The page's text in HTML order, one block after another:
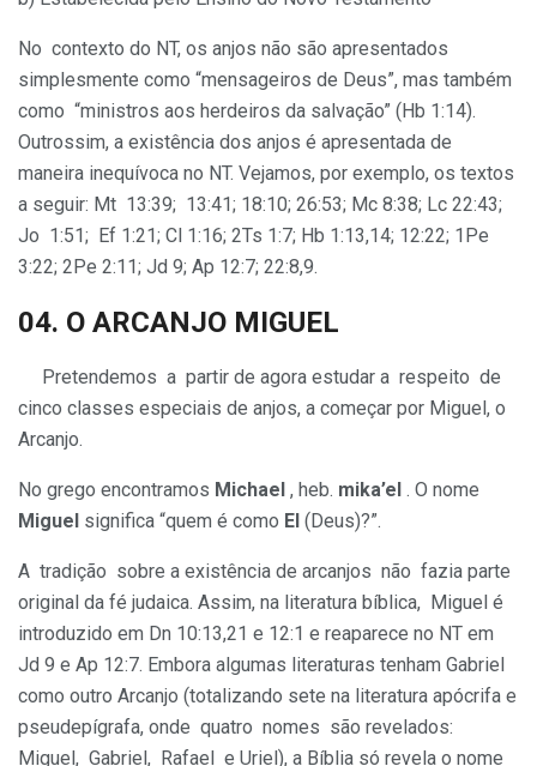
No contexto do NT, os anjos não são apresentados
simplesmente como “mensageiros de Deus”, mas também
como “ministros aos herdeiros da salvação” (Hb 1:14).
Outrossim, a existência dos anjos é apresentada de
maneira inequívoca no NT. Vejamos, por exemplo, os textos
a seguir: Mt 13:39; 13:41; 18:10; 26:53; Mc 8:38; Lc 22:43;
Jo 1:51; Ef 1:21; Cl 1:16; 2Ts 1:7; Hb 1:13,14; 12:22; 1Pe
3:22; 2Pe 2:11; Jd 9; Ap 12:7; 22:8,9.
04. O ARCANJO MIGUEL
Pretendemos a partir de agora estudar a respeito de
cinco classes especiais de anjos, a começar por Miguel, o
Arcanjo.
No grego encontramos Michael , heb. mika’el . O nome
Miguel significa “quem é como El (Deus)?”.
A tradição sobre a existência de arcanjos não fazia parte
original da fé judaica. Assim, na literatura bíblica, Miguel é
introduzido em Dn 10:13,21 e 12:1 e reaparece no NT em
Jd 9 e Ap 12:7. Embora algumas literaturas tenham Gabriel
como outro Arcanjo (totalizando sete na literatura apócrifa e
pseudepígrafa, onde quatro nomes são revelados:
Miguel, Gabriel, Rafael e Uriel), a Bíblia só revela o nome